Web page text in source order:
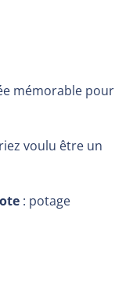
mémorable pour
voulu être un
: potage